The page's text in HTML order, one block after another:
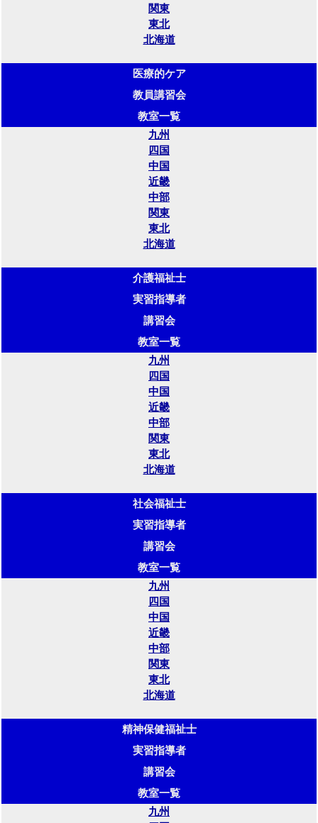
関東
東北
北海道
医療的ケア
教員講習会
教室一覧
九州
四国
中国
近畿
中部
関東
東北
北海道
介護福祉士
実習指導者
講習会
教室一覧
九州
四国
中国
近畿
中部
関東
東北
北海道
社会福祉士
実習指導者
講習会
教室一覧
九州
四国
中国
近畿
中部
関東
東北
北海道
精神保健福祉士
実習指導者
講習会
教室一覧
九州